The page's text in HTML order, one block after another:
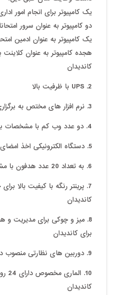
یک کامپیوتر برای انجام امور
دو کامپیوتر به عنوان سرور
یک کامپیوتر به عنوان ادمین
هجده کامپیوتر به عنوان کلاینت
کاندیدان
2. UPS با ظرفیت بالا
3. نرم افزار های مختص به برگزاری امتحانات بین المللی
4. دو عدد وب کم با مشخصات بالا
5. دستگاه الکترونیکی اخذ امضای کاندید
6. به تعداد 20 عدد هدفون با مشخصات و کیفیت بالا
7. پرینتر رنگه با کیفیت بالا
کاندیدان
8. میز و چوکی برای مدیریت و
برای کاندیدان
9. دوربین های نظارتی منصوب در اتاق برگزاری امتحان
کاندیدان